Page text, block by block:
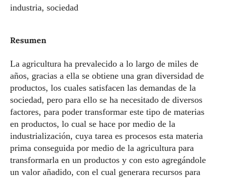
industria, sociedad
Resumen
La agricultura ha prevalecido a lo largo de miles de
años, gracias a ella se obtiene una gran diversidad de
productos, los cuales satisfacen las demandas de la
sociedad, pero para ello se ha necesitado de diversos
factores, para poder transformar este tipo de materias
en productos, lo cual se hace por medio de la
industrialización, cuya tarea es procesos esta materia
prima conseguida por medio de la agricultura para
transformarla en un productos y con esto agregándole
un valor añadido, con el cual generara recursos para